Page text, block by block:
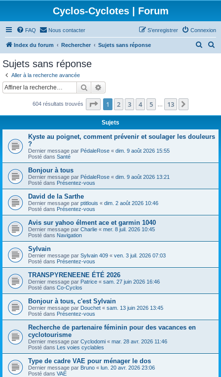
Cyclos-Cyclotes | Forum
FAQ Nous contacter Connexion
S’enregistrer
Index du forum Rechercher Sujets sans réponse
c
c
e
Sujets sans réponse
Aller à la recherche avancée
Rechercher
604 résultats trouvés Page 1sur13
1 2 3 4 5 13
Sujets
Kyste au poignet, comment prévenir et soulager les douleurs
?
Dernier message par PédaleRose « dim. 9 août 2026 15:55
Posté dans Santé
Bonjour à tous
Dernier message par PédaleRose « dim. 9 août 2026 13:21
Posté dans Présentez-vous
David de la Sarthe
Dernier message par ptitlouis « dim. 2 août 2026 10:46
Posté dans Présentez-vous
Avis sur yahoo élment ace et garmin 1040
Dernier message par Charlie « mer. 8 juil. 2026 10:45
Posté dans Navigation
Sylvain
Dernier message par Sylvain 409 « ven. 3 juil. 2026 07:03
Posté dans Présentez-vous
TRANSPYRENEENE ÉTÉ 2026
Dernier message par Patrice « sam. 27 juin 2026 16:46
Posté dans Co-Cyclos
Bonjour à tous, c'est Sylvain
Dernier message par Douchet « sam. 13 juin 2026 13:45
Posté dans Présentez-vous
Recherche de partenaire féminin pour des vacances en
cyclotourisme
Dernier message par Cyclodomi « mar. 28 avr. 2026 11:46
Posté dans Les voies cyclables
Type de cadre VAE pour ménager le dos
Dernier message par Bruno « lun. 20 avr. 2026 23:06
Posté dans VAE